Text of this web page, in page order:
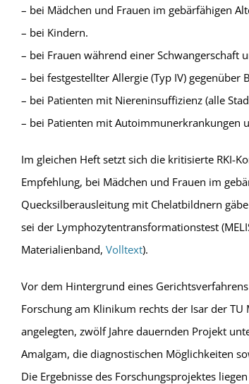
– bei Mädchen und Frauen im gebärfähigen
– bei Kindern.
– bei Frauen während einer Schwangerschaft
– bei festgestellter Allergie (Typ IV) gegenüber
– bei Patienten mit Niereninsuffizienz (alle
– bei Patienten mit Autoimmunerkrankungen
Im gleichen Heft setzt sich die kritisierte RKI-
Empfehlung, bei Mädchen und Frauen im
Quecksilberausleitung mit Chelatbildnern
sei der Lymphozytentransformationstest
Materialienband, Volltext).
Vor dem Hintergrund eines
Forschung am Klinikum rechts der Isar der
angelegten, zwölf Jahre dauernden Projekt
Amalgam, die diagnostischen Möglichkeiten
Die Ergebnisse des Forschungsprojektes